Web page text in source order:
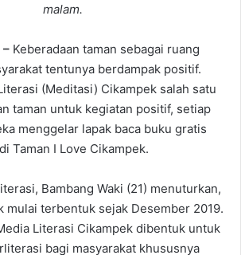
malam.
– Keberadaan taman sebagai ruang
tentunya berdampak positif.
(Meditasi) Cikampek salah satu
taman untuk kegiatan positif, setiap
menggelar lapak baca buku gratis
Taman I Love Cikampek.
Bambang Waki (21) menuturkan,
mulai terbentuk sejak Desember 2019.
Literasi Cikampek dibentuk untuk
bagi masyarakat khususnya